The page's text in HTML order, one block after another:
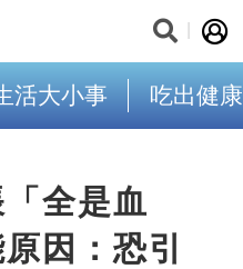
活大小事 吃出健康
全是血
因：恐引